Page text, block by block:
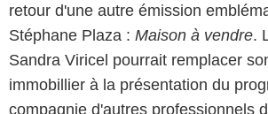
retour d'une autre émission
Stéphane Plaza : Maison à vendre.
Sandra Viricel pourrait remplacer
immobillier à la présentation du
compagnie d'autres professionnels